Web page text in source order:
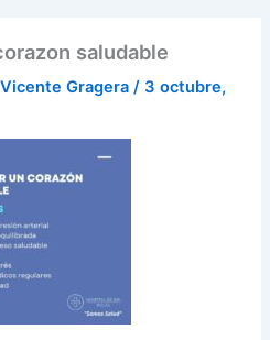
saludable
Vicente Gragera/ 3 octubre,